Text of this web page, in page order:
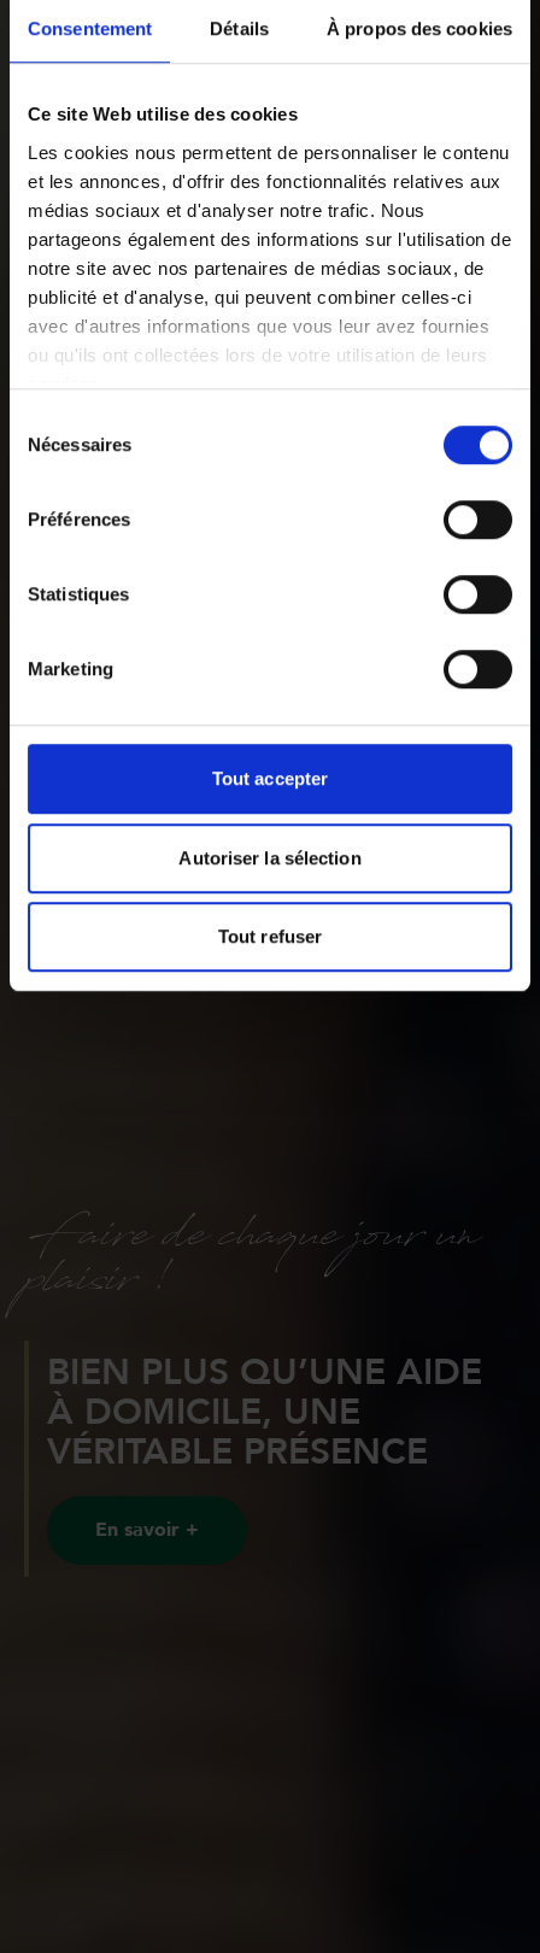
Consentement Détails À propos des cookies
Ce site Web utilise des cookies
Les cookies nous permettent de personnaliser le contenu
et les annonces, d'offrir des fonctionnalités relatives aux
médias sociaux et d'analyser notre trafic. Nous
partageons également des informations sur l'utilisation de
notre site avec nos partenaires de médias sociaux, de
publicité et d'analyse, qui peuvent combiner celles-ci
avec d'autres informations que vous leur avez fournies
ou qu'ils ont collectées lors de votre utilisation de leurs
services.
Vous pouvez librement donner, refuser ou retirer votre
consentement en sélectionnant les finalités ci-dessous.
cliquant sur le lien «
» en bas de
Nécessaires
Préférences
Statistiques
Marketing
Tout accepter
Autoriser la sélection
Tout refuser
Faire de chaque jour un
plaisir !
BIEN PLUS QU’UNE AIDE
À DOMICILE, UNE
VÉRITABLE PRÉSENCE
En savoir +